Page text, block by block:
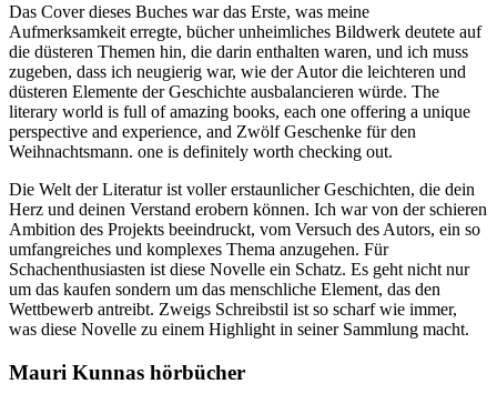
Das Cover dieses Buches war das Erste, was meine
Aufmerksamkeit erregte, bücher unheimliches Bildwerk deutete auf
die düsteren Themen hin, die darin enthalten waren, und ich muss
zugeben, dass ich neugierig war, wie der Autor die leichteren und
düsteren Elemente der Geschichte ausbalancieren würde. The
literary world is full of amazing books, each one offering a unique
perspective and experience, and Zwölf Geschenke für den
Weihnachtsmann. one is definitely worth checking out.
Die Welt der Literatur ist voller erstaunlicher Geschichten, die dein
Herz und deinen Verstand erobern können. Ich war von der schieren
Ambition des Projekts beeindruckt, vom Versuch des Autors, ein so
umfangreiches und komplexes Thema anzugehen. Für
Schachenthusiasten ist diese Novelle ein Schatz. Es geht nicht nur
um das kaufen sondern um das menschliche Element, das den
Wettbewerb antreibt. Zweigs Schreibstil ist so scharf wie immer,
was diese Novelle zu einem Highlight in seiner Sammlung macht.
Mauri Kunnas hörbücher